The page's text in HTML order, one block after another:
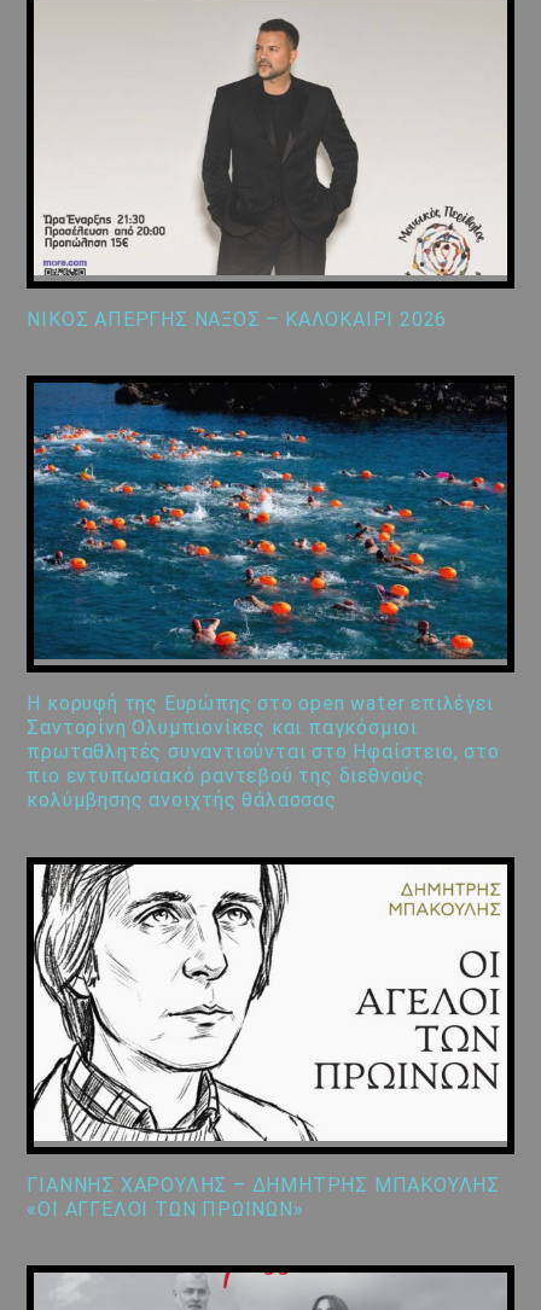
ΝΙΚΟΣ ΑΠΕΡΓΗΣ ΝΑΞΟΣ – ΚΑΛΟΚΑΙΡΙ 2026
Η κορυφή της Ευρώπης στο open water επιλέγει
Σαντορίνη Ολυμπιονίκες και παγκόσμιοι
πρωταθλητές συναντιούνται στο Ηφαίστειο, στο
πιο εντυπωσιακό ραντεβού της διεθνούς
κολύμβησης ανοιχτής θάλασσας
ΓΙΑΝΝΗΣ ΧΑΡΟΥΛΗΣ – ΔΗΜΗΤΡΗΣ ΜΠΑΚΟΥΛΗΣ
«ΟΙ ΑΓΓΕΛΟΙ ΤΩΝ ΠΡΩΙΝΩΝ»